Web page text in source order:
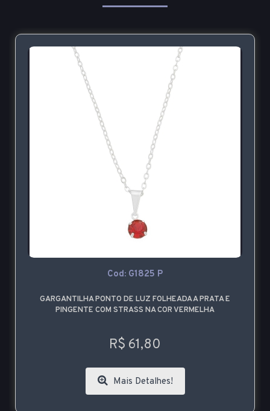
Cod: G1825 P
GARGANTILHA PONTO DE LUZ FOLHEADA A PRATA E
PINGENTE COM STRASS NA COR VERMELHA
R$ 61,80
Mais Detalhes!